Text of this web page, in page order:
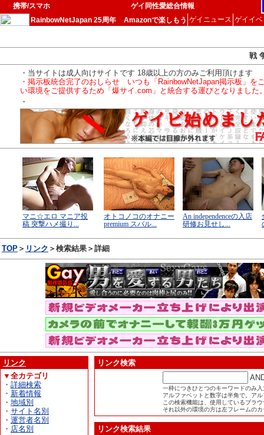
携帯/スマホ
ゲイ同性愛総合情報
RainbowNetJapan 25周年
Amazonで楽しもう ゲイニュース ゲイイ
戦
・当サイトは成人向けサイトです 18歳以上の方のみご利用頂けます
・掲示板統合完了のおしらせ いつも「RainbowNetJapan掲示板」を
い環境をご提供するため「爆サイ.com」と統合する運びとなりました
・
TOP ＞ リンク ＞検索結果＞詳細
リンク
▼全カテゴリ
・ 詳細検索
・ 新着情報
・ 地域別
・ サイト名別
・ 運営者名別
・ 店名別
リンク検索
一枠につきひとつのキーワードのみ
アルファベットと数字は半角で。ア
この検索機能は、使用しているブラ
それ以外の環境の方は左フレームの
リンク検索結果